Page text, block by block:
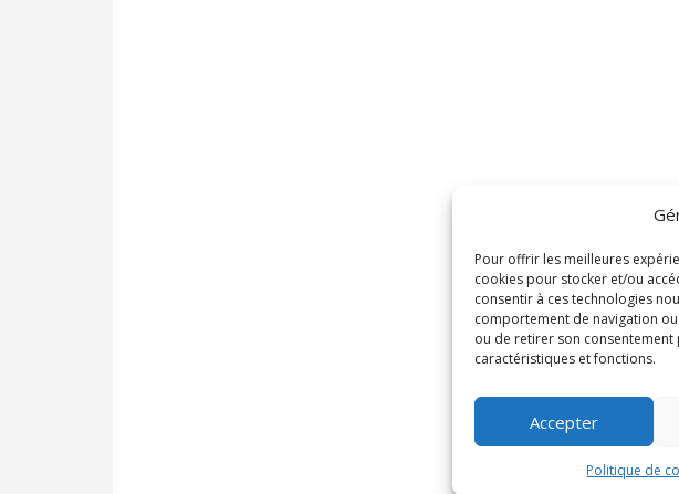
Pour offrir les meilleures
cookies pour stocker et/ou
consentir à ces technologies
comportement de navigation
ou de retirer son
caractéristiques et fonctions.
Accepter
Politique de